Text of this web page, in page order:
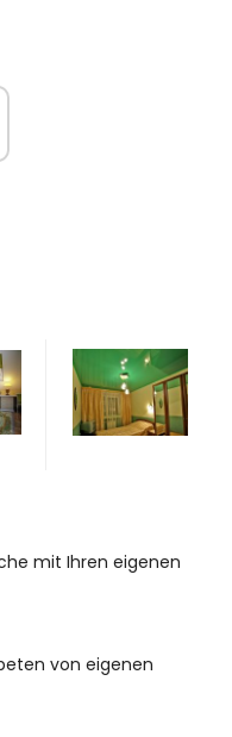
mit Ihren eigenen
von eigenen